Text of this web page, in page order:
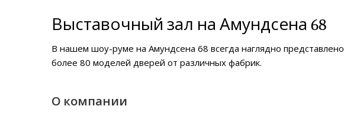
Выставочный зал на Амундсена 68
В нашем шоу-руме на Амундсена 68 всегда наглядно представлено
более 80 моделей дверей от различных фабрик.
О компании